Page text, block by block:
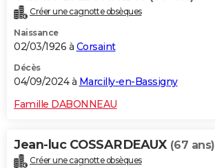
Dictionnaire
Biographies
Citations
Expressions
Proverbes
PROGRAMME TV
COPAINS D'AVANT
S'inscrire
Se connecter
Lycées
Collèges
Primaires
Universités
Entreprises
Service militaire
Avis de recherche
AVIS DE DÉCÈS
Créer une cagnotte obsèques
Naissance
02/03/1926 à Corsaint
Décès
04/09/2024 à Marcilly-en-Bassigny
Famille DABONNEAU
Jean-luc COSSARDEAUX (67 ans)
Créer une cagnotte obsèques